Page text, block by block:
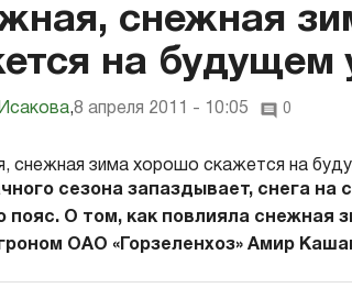
снежная
на будущем
,8 апреля 2011 - 10:05 0
сезона запаздывает, снега на
пояс. О том, как повлияла снежная
ОАО «Горзеленхоз» Амир